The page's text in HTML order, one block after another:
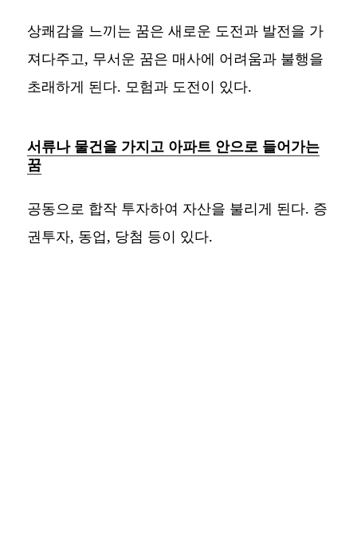
상쾌감을 느끼는 꿈은 새로운 도전과 발전을 가
져다주고, 무서운 꿈은 매사에 어려움과 불행을
초래하게 된다. 모험과 도전이 있다.
서류나 물건을 가지고 아파트 안으로 들어가는
꿈
공동으로 합작 투자하여 자산을 불리게 된다. 증
권투자, 동업, 당첨 등이 있다.